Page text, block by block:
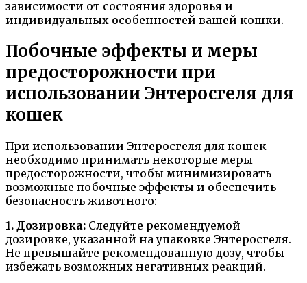
зависимости от состояния здоровья и
индивидуальных особенностей вашей кошки.
Побочные эффекты и меры
предосторожности при
использовании Энтеросгеля для
кошек
При использовании Энтеросгеля для кошек
необходимо принимать некоторые меры
предосторожности, чтобы минимизировать
возможные побочные эффекты и обеспечить
безопасность животного:
1. Дозировка: Следуйте рекомендуемой
дозировке, указанной на упаковке Энтеросгеля.
Не превышайте рекомендованную дозу, чтобы
избежать возможных негативных реакций.